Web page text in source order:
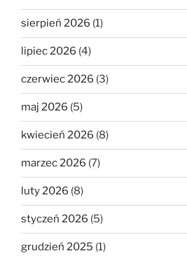
sierpień 2026 (1)
lipiec 2026 (4)
czerwiec 2026 (3)
maj 2026 (5)
kwiecień 2026 (8)
marzec 2026 (7)
luty 2026 (8)
styczeń 2026 (5)
grudzień 2025 (1)